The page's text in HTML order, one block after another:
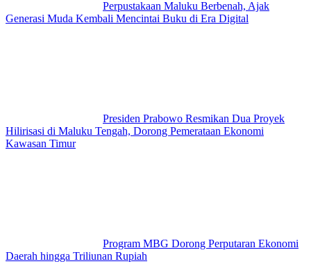
Perpustakaan Maluku Berbenah, Ajak
Generasi Muda Kembali Mencintai Buku di Era Digital
Presiden Prabowo Resmikan Dua Proyek
Hilirisasi di Maluku Tengah, Dorong Pemerataan Ekonomi
Kawasan Timur
Program MBG Dorong Perputaran Ekonomi
Daerah hingga Triliunan Rupiah